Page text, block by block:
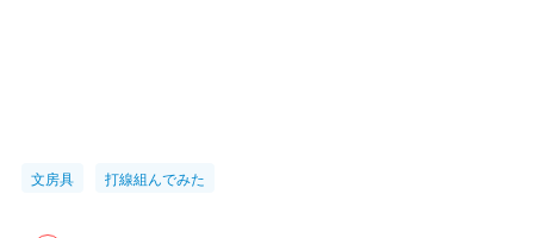
文房具 打線組んでみた